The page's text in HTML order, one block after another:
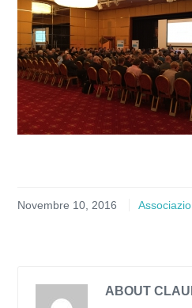
Novembre 10, 2016
ABOUT